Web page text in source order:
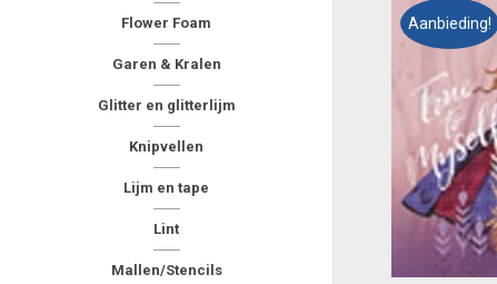
Flower Foam
Garen & Kralen
Glitter en glitterlijm
Knipvellen
Lijm en tape
Lint
Mallen/Stencils
Aanbieding!